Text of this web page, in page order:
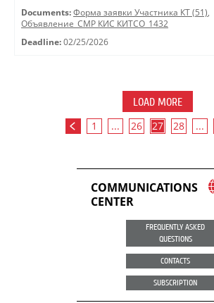
Documents: Форма заявки Участника КТ (51),
Объявление_СМР КИС КИТСО_1432
Deadline: 02/25/2026
LOAD MORE
1 ... 26 27 28 ...
COMMUNICATIONS
CENTER
FREQUENTLY ASKED
QUESTIONS
CONTACTS
SUBSCRIPTION